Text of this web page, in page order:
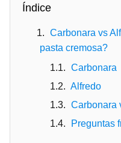
Índice
Carbonara vs
pasta cremosa?
Carbonara
Alfredo
Carbonara
Preguntas